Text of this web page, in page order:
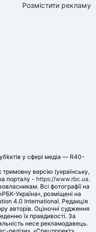
Розмістити рекламу
у сфері медіа — R40-
версію (українську,
порталу - https://www.rbc.ua.
Всі фотографії на
Україна», розміщені на
4.0 International. Редакція
авторів. Оціночні судження
їх правдивості. За
несе рекламодавець.